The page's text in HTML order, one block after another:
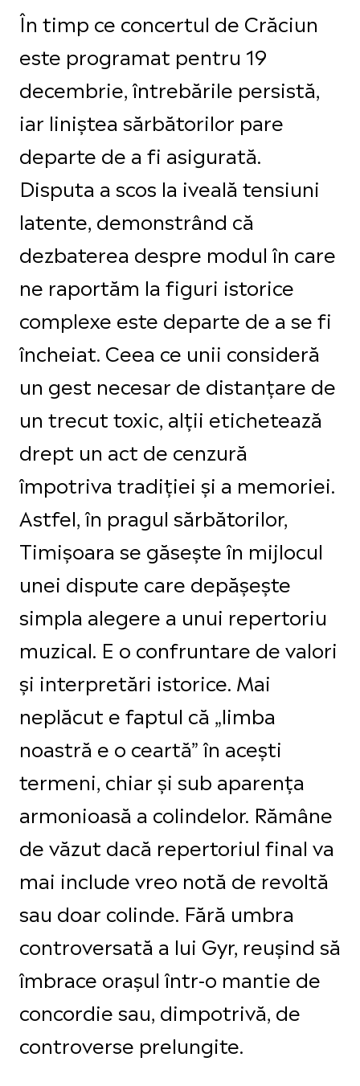
În timp ce concertul de Crăciun
este programat pentru 19
decembrie, întrebările persistă,
iar liniștea sărbătorilor pare
departe de a fi asigurată.
Disputa a scos la iveală tensiuni
latente, demonstrând că
dezbaterea despre modul în care
ne raportăm la figuri istorice
complexe este departe de a se fi
încheiat. Ceea ce unii consideră
un gest necesar de distanțare de
un trecut toxic, alții etichetează
drept un act de cenzură
împotriva tradiției și a memoriei.
Astfel, în pragul sărbătorilor,
Timișoara se găsește în mijlocul
unei dispute care depășește
simpla alegere a unui repertoriu
muzical. E o confruntare de valori
și interpretări istorice. Mai
neplăcut e faptul că „limba
noastră e o ceartă” în acești
termeni, chiar și sub aparența
armonioasă a colindelor. Rămâne
de văzut dacă repertoriul final va
mai include vreo notă de revoltă
sau doar colinde. Fără umbra
controversată a lui Gyr, reușind să
îmbrace orașul într-o mantie de
concordie sau, dimpotrivă, de
controverse prelungite.